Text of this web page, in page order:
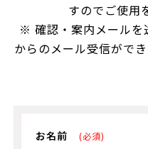
すのでご使用
※ 確認・案内メールを
からのメール受信がで
お名前 (必須)